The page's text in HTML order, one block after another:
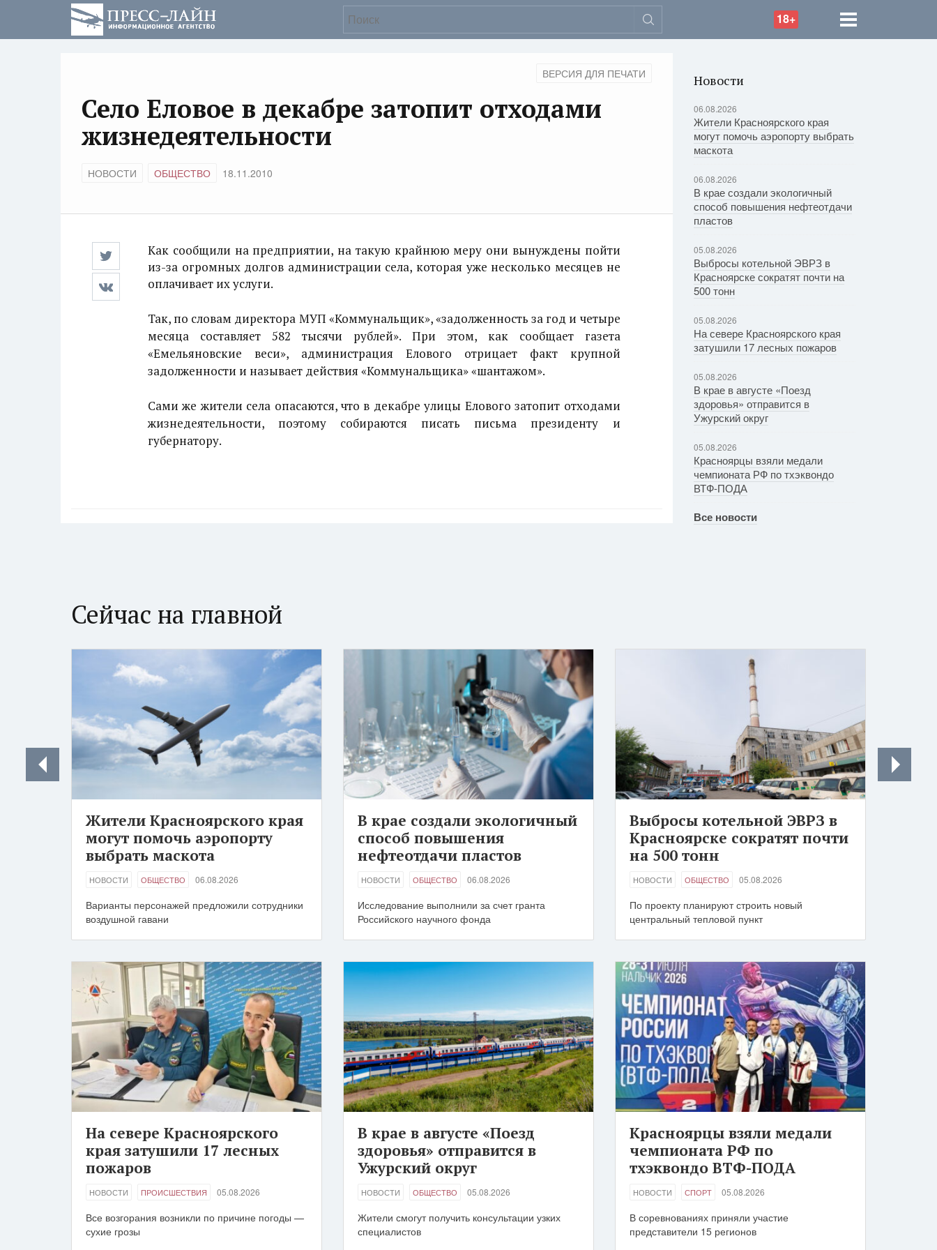
18+
ВЕРСИЯ ДЛЯ ПЕЧАТИ
Село Еловое в декабре затопит отходами
жизнедеятельности
НОВОСТИ ОБЩЕСТВО 18.11.2010
Как сообщили на предприятии, на такую крайнюю меру они вынуждены пойти
из-за огромных долгов администрации села, которая уже несколько месяцев не
оплачивает их услуги.
Так, по словам директора МУП «Коммунальщик», «задолженность за год и четыре
месяца составляет 582 тысячи рублей». При этом, как сообщает газета
«Емельяновские веси», администрация Елового отрицает факт крупной
задолженности и называет действия «Коммунальщика» «шантажом».
Сами же жители села опасаются, что в декабре улицы Елового затопит отходами
жизнедеятельности, поэтому собираются писать письма президенту и
губернатору.
Новости
06.08.2026
Жители Красноярского края
могут помочь аэропорту выбрать
маскота
06.08.2026
В крае создали экологичный
способ повышения нефтеотдачи
пластов
05.08.2026
Выбросы котельной ЭВРЗ в
Красноярске сократят почти на
500 тонн
05.08.2026
На севере Красноярского края
затушили 17 лесных пожаров
05.08.2026
В крае в августе «Поезд
здоровья» отправится в
Ужурский округ
05.08.2026
Красноярцы взяли медали
чемпионата РФ по тхэквондо
ВТФ-ПОДА
Все новости
Сейчас на главной
Жители Красноярского края
могут помочь аэропорту
выбрать маскота
НОВОСТИ ОБЩЕСТВО 06.08.2026
Варианты персонажей предложили сотрудники
воздушной гавани
В крае создали экологичный
способ повышения
нефтеотдачи пластов
НОВОСТИ ОБЩЕСТВО 06.08.2026
Исследование выполнили за счет гранта
Российского научного фонда
Выбросы котельной ЭВРЗ в
Красноярске сократят почти
на 500 тонн
НОВОСТИ ОБЩЕСТВО 05.08.2026
По проекту планируют строить новый
центральный тепловой пункт
На севере Красноярского
края затушили 17 лесных
пожаров
НОВОСТИ ПРОИСШЕСТВИЯ 05.08.2026
Все возгорания возникли по причине погоды —
сухие грозы
В крае в августе «Поезд
здоровья» отправится в
Ужурский округ
НОВОСТИ ОБЩЕСТВО 05.08.2026
Жители смогут получить консультации узких
специалистов
Красноярцы взяли медали
чемпионата РФ по
тхэквондо ВТФ-ПОДА
НОВОСТИ СПОРТ 05.08.2026
В соревнованиях приняли участие
представители 15 регионов